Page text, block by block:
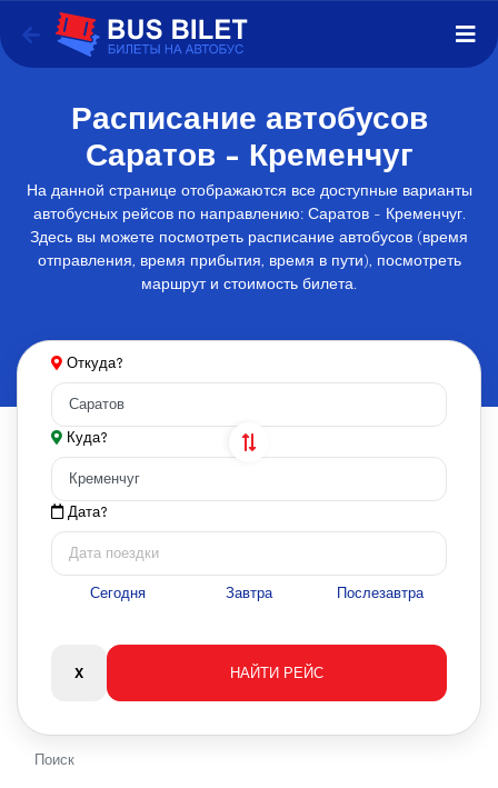
Расписание автобусов
Саратов - Кременчуг
На данной странице отображаются все доступные варианты
автобусных рейсов по направлению: Саратов - Кременчуг.
Здесь вы можете посмотреть расписание автобусов (время
отправления, время прибытия, время в пути), посмотреть
маршрут и стоимость билета.
Откуда?
Куда?
Дата?
Сегодня Завтра Послезавтра
Поиск